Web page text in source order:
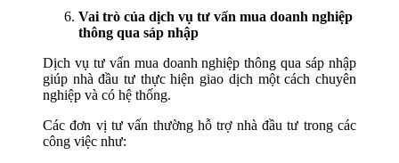
Vai trò của dịch vụ tư vấn mua doanh nghiệp
thông qua sáp nhập
Dịch vụ tư vấn mua doanh nghiệp thông qua sáp nhập
giúp nhà đầu tư thực hiện giao dịch một cách chuyên
nghiệp và có hệ thống.
Các đơn vị tư vấn thường hỗ trợ nhà đầu tư trong các
công việc như: